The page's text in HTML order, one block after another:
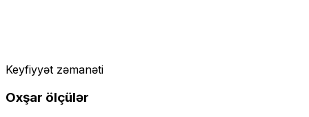
Keyfiyyət zəmanəti
Oxşar ölçülər